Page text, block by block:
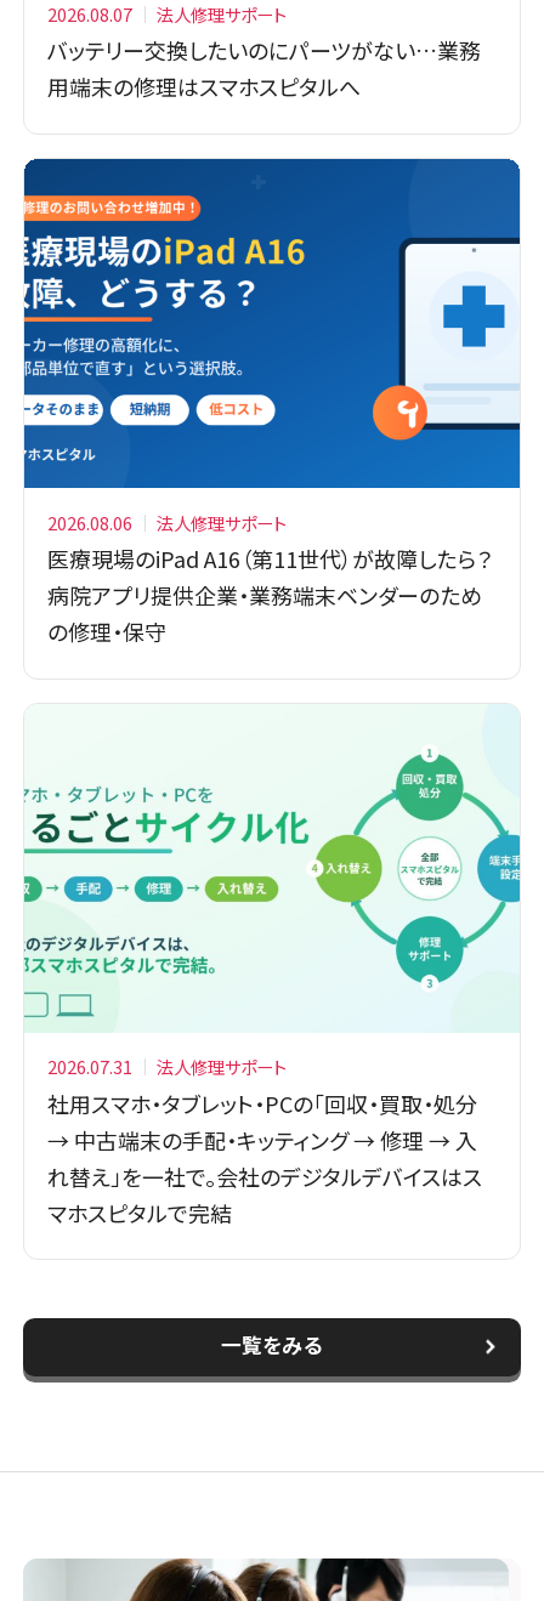
2026.08.07 法人修理サポート
バッテリー交換したいのにパーツがない…業務
用端末の修理はスマホスピタルへ
2026.08.06 法人修理サポート
医療現場のiPad A16（第11世代）が故障したら？
病院アプリ提供企業・業務端末ベンダーのため
の修理・保守
2026.07.31 法人修理サポート
社用スマホ・タブレット・PCの「回収・買取・処分
→ 中古端末の手配・キッティング → 修理 → 入
れ替え」を一社で。会社のデジタルデバイスはス
マホスピタルで完結
一覧をみる